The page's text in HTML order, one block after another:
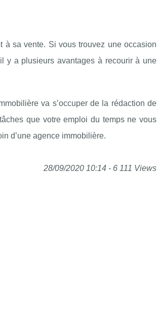
à sa vente. Si vous trouvez une occasion
y a plusieurs avantages à recourir à une
va s’occuper de la rédaction de
que votre emploi du temps ne vous
d’une agence immobilière.
28/09/2020 10:14 - 6 111 Views